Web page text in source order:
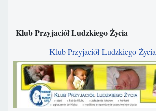
Klub Przyjaciół Ludzkiego Życia
Klub Przyjaciół Ludzkiego Życia